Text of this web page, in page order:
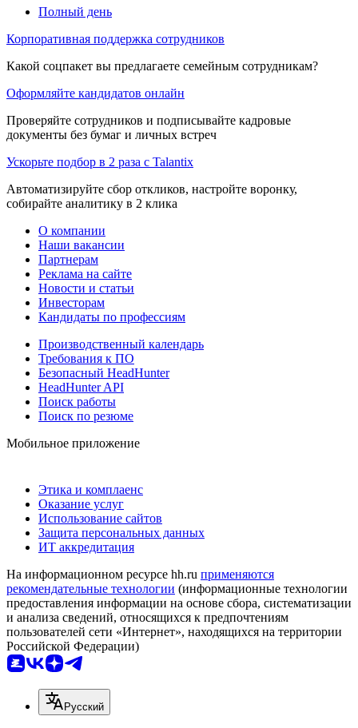
Полный день
Корпоративная поддержка сотрудников
Какой соцпакет вы предлагаете семейным сотрудникам?
Оформляйте кандидатов онлайн
Проверяйте сотрудников и подписывайте кадровые
документы без бумаг и личных встреч
Ускорьте подбор в 2 раза с Talantix
Автоматизируйте сбор откликов, настройте воронку,
собирайте аналитику в 2 клика
О компании
Наши вакансии
Партнерам
Реклама на сайте
Новости и статьи
Инвесторам
Кандидаты по профессиям
Производственный календарь
Требования к ПО
Безопасный HeadHunter
HeadHunter API
Поиск работы
Поиск по резюме
Мобильное приложение
Этика и комплаенс
Оказание услуг
Использование сайтов
Защита персональных данных
ИТ аккредитация
На информационном ресурсе hh.ru применяются
рекомендательные технологии (информационные технологии
предоставления информации на основе сбора, систематизации
и анализа сведений, относящихся к предпочтениям
пользователей сети «Интернет», находящихся на территории
Российской Федерации)
Русский